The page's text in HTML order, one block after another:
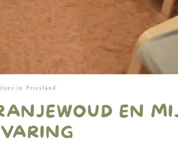
EN
in Friesland